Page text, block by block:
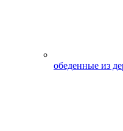
обеденные из